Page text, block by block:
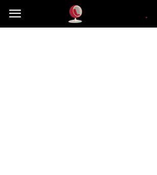
Dekoteria.pl